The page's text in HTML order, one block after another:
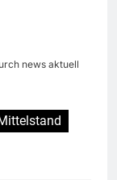
news aktuell